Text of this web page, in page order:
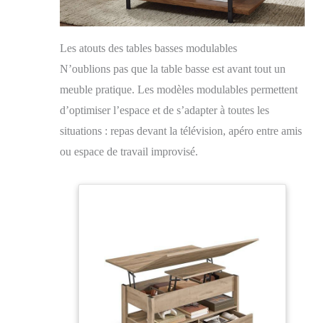
Les atouts des tables basses modulables
N’oublions pas que la table basse est avant tout un
meuble pratique. Les modèles modulables permettent
d’optimiser l’espace et de s’adapter à toutes les
situations : repas devant la télévision, apéro entre amis
ou espace de travail improvisé.